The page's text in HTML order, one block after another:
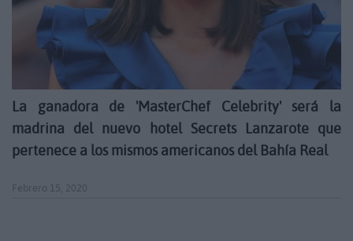
La ganadora de 'MasterChef Celebrity' será la
madrina del nuevo hotel Secrets Lanzarote que
pertenece a los mismos americanos del Bahía Real
Febrero 15, 2020